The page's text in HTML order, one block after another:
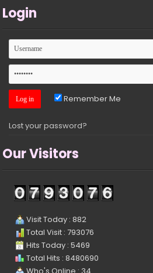
Login
Remember Me
Lost your password?
Our Visitors
Visit Today : 882
Total Visit : 793076
Hits Today : 5469
Total Hits : 8480690
Who's Online : 34